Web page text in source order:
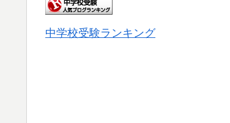
中学校受験ランキング